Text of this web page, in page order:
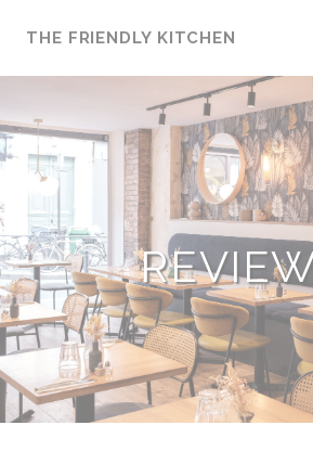
THE FRIENDLY KITCHEN